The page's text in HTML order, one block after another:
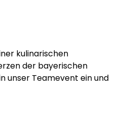
kulinarischen
der bayerischen
unser Teamevent ein und